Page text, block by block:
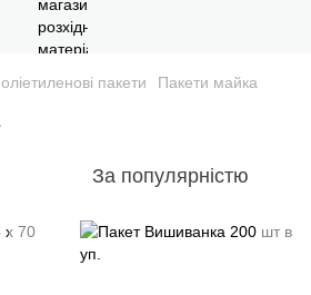
пакети Пакети майка
За популярністю